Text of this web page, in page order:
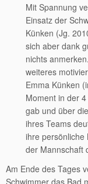
Mit Spannung
Einsatz der
Künken (Jg.
sich aber dank
nichts
weiteres
Emma Künken
Moment in der
gab und über
ihres Teams
ihre persönliche
der Mannschaft
Am Ende des Tages
Schwimmer das Bad